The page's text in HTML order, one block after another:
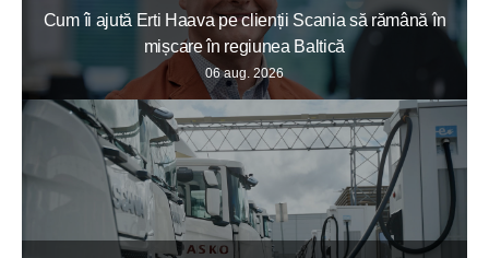
Cum îi ajută Erti Haava pe clienții Scania să rămână în
mișcare în regiunea Baltică
06 aug. 2026